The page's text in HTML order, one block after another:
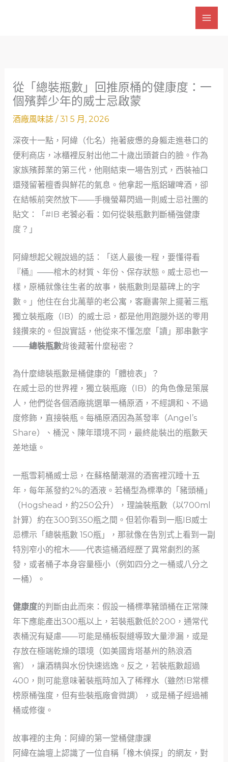
從「總裝瓶數」回推原桶的健康度：一
個殯葬少年的威士忌啟蒙
酒廠風味誌/31 5 月, 2026
深夜十一點，阿緯（化名）拖著疲憊的身軀走進巷口的
便利商店，冰櫃裡反射出他二十歲出頭蒼白的臉。作為
家族殯葬業的第三代，他剛結束一場告別式，西裝袖口
還殘留著檀香與鮮花的氣息。他拿起一瓶鋁罐啤酒，卻
在結帳前突然放下——手機螢幕閃過一則威士忌社團的
貼文：「#IB 老饕必看：如何從裝瓶數判斷桶強健康
度？」
阿緯想起父親說過的話：「送人最後一程，要懂得看
『桶』——棺木的材質、年份、保存狀態。威士忌也一
樣，原桶就像往生者的故事，裝瓶數則是墓碑上的字
數。」他住在台北萬華的老公寓，客廳書架上擺著三瓶
獨立裝瓶廠（IB）的威士忌，都是他用跑腿外送的零用
錢攢來的。但說實話，他從來不懂怎麼「讀」那串數字
——總裝瓶數背後藏著什麼秘密？
為什麼總裝瓶數是桶健康的「體檢表」？
在威士忌的世界裡，獨立裝瓶廠（IB）的角色像是策展
人，他們從各個酒廠挑選單一桶原酒，不經調和、不過
度修飾，直接裝瓶。每桶原酒因為蒸發率（Angel’s
Share）、桶況、陳年環境不同，最終能裝出的瓶數天
差地遠。
一瓶雪莉桶威士忌，在蘇格蘭潮濕的酒窖裡沉睡十五
年，每年蒸發約2%的酒液。若桶型為標準的「豬頭桶」
（Hogshead，約250公升），理論裝瓶數（以700ml
計算）約在300到350瓶之間。但若你看到一瓶IB威士
忌標示「總裝瓶數 150瓶」，那就像在告別式上看到一副
特別窄小的棺木——代表這桶酒經歷了異常劇烈的蒸
發，或者桶子本身容量極小（例如四分之一桶或八分之
一桶）。
健康度的判斷由此而來：假設一桶標準豬頭桶在正常陳
年下應能產出300瓶以上，若裝瓶數低於200，通常代
表桶況有疑慮——可能是桶板裂縫導致大量滲漏，或是
存放在極端乾燥的環境（如美國肯塔基州的熱浪酒
窖），讓酒精與水份快速逃逸。反之，若裝瓶數超過
400，則可能意味著裝瓶時加入了稀釋水（雖然IB常標
榜原桶強度，但有些裝瓶廠會微調），或是桶子經過補
桶或修復。
故事裡的主角：阿緯的第一堂桶健康課
阿緯在論壇上認識了一位自稱「橡木偵探」的網友，對